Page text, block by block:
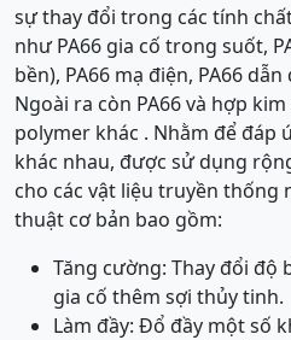
sự thay đổi trong các tính
như PA66 gia cố trong suốt,
bền), PA66 mạ điện, PA66
Ngoài ra còn PA66 và hợp
polymer khác . Nhằm để đáp
khác nhau, được sử dụng
cho các vật liệu truyền thống
thuật cơ bản bao gồm:
Tăng cường: Thay đổi độ
gia cố thêm sợi thủy tinh.
Làm đầy: Đổ đầy một số